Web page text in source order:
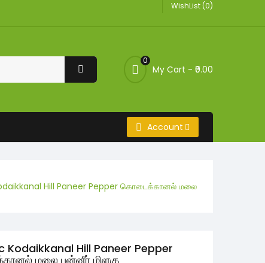
WishList (0)
0
My Cart - ₹0.00
Account
Hill Paneer Pepper கொடைக்கானல் மலை
Kodaikkanal Hill Paneer Pepper
மலை பன்னீர் மிளகு